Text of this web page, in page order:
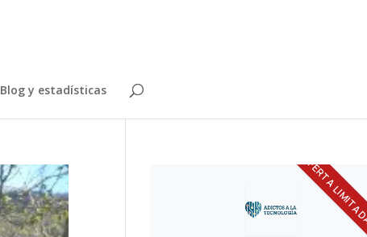
Blog y estadísticas
OFERTA